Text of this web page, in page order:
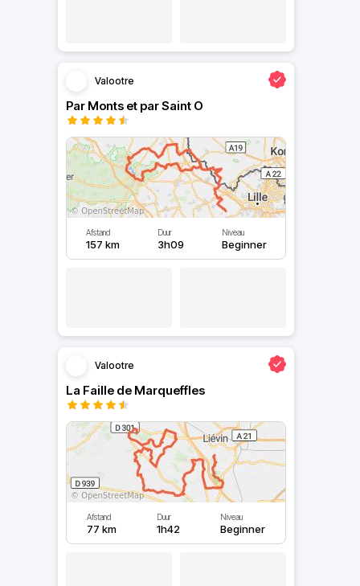
Valootre
Par Monts et par Saint O
Afstand
157 km
Duur
3h09
Niveau
Beginner
Valootre
La Faille de Marqueffles
Afstand
77 km
Duur
1h42
Niveau
Beginner